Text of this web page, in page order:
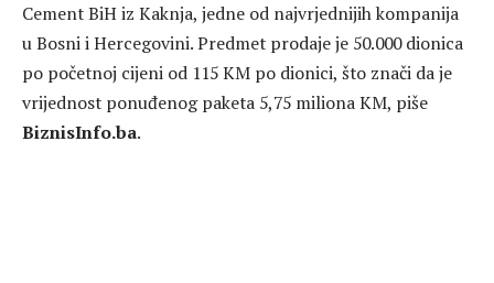
Cement BiH iz Kaknja, jedne od najvrjednijih kompanija
u Bosni i Hercegovini. Predmet prodaje je 50.000 dionica
po početnoj cijeni od 115 KM po dionici, što znači da je
vrijednost ponuđenog paketa 5,75 miliona KM, piše
BiznisInfo.ba.